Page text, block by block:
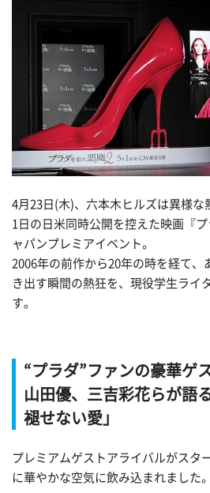
4月23日(木)、六本木ヒルズは異様な
1日の日米同時公開を控えた映画『
ャパンプレミアイベント。
2006年の前作から20年の時を経て、
き出す瞬間の熱狂を、現役学生ライ
す。
“プラダ”ファンの豪華ゲ
山田優、三吉彩花らが語
褪せない愛」
プレミアムゲストアライバルがスタ
に華やかな空気に飲み込まれました。